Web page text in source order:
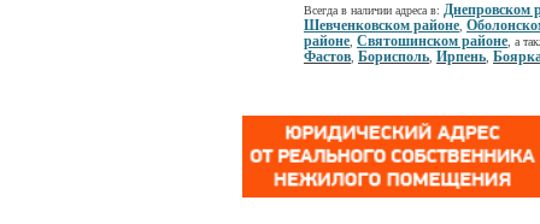
Всегда в наличии адреса в: Днепровском
Шевченковском районе
районе Святошинском районе , а
Фастов Борисполь Ирпень